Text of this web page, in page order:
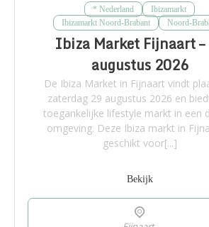
* Nederland
Ibizamarkt
Ibizamarkt Noord-Brabant
Noord-
Ibiza Market Fijnaart –
augustus 2026
De Ibiza Market in Fijnaart vindt
zaterdag 29 augustus 2026 en
toegankelijke lifestyle markt in een
omgeving. Deze Ibiza markt in
geschikt voor[...]
Bekijk